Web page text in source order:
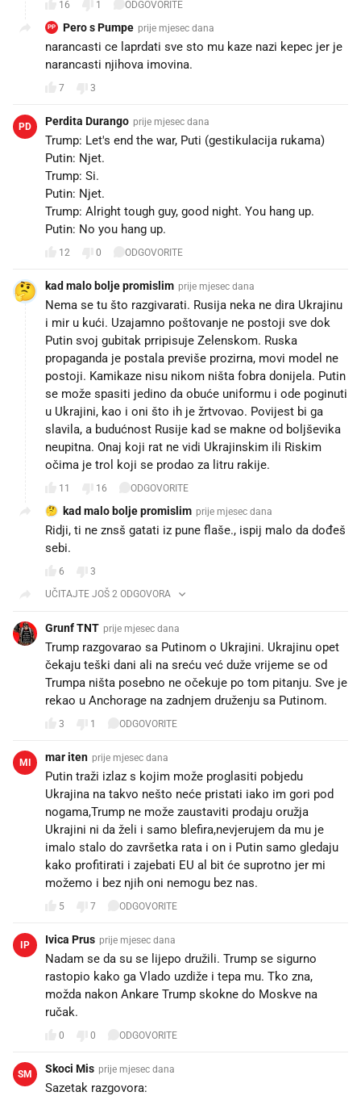
16 1 ODGOVORITE
PP Pero s Pumpe prije mjesec dana
narancasti ce laprdati sve sto mu kaze nazi kepec jer je
narancasti njihova imovina.
7 3
PD Perdita Durango prije mjesec dana
Trump: Let's end the war, Puti (gestikulacija rukama)
Putin: Njet.
Trump: Si.
Putin: Njet.
Trump: Alright tough guy, good night. You hang up.
Putin: No you hang up.
12 0 ODGOVORITE
kad malo bolje promislim prije mjesec dana
Nema se tu što razgivarati. Rusija neka ne dira Ukrajinu
i mir u kući. Uzajamno poštovanje ne postoji sve dok
Putin svoj gubitak prripisuje Zelenskom. Ruska
propaganda je postala previše prozirna, movi model ne
postoji. Kamikaze nisu nikom ništa fobra donijela. Putin
se može spasiti jedino da obuće uniformu i ode poginuti
u Ukrajini, kao i oni što ih je žrtvovao. Povijest bi ga
slavila, a budućnost Rusije kad se makne od boljševika
neupitna. Onaj koji rat ne vidi Ukrajinskim ili Riskim
očima je trol koji se prodao za litru rakije.
11 16 ODGOVORITE
kad malo bolje promislim prije mjesec dana
Ridji, ti ne znsš gatati iz pune flaše., ispij malo da dođeš
sebi.
6
3
UČITAJTE JOŠ 2 ODGOVORA
Grunf TNT prije mjesec dana
Trump razgovarao sa Putinom o Ukrajini. Ukrajinu opet
čekaju teški dani ali na sreću već duže vrijeme se od
Trumpa ništa posebno ne očekuje po tom pitanju. Sve je
rekao u Anchorage na zadnjem druženju sa Putinom.
3 1 ODGOVORITE
MI mar iten prije mjesec dana
Putin traži izlaz s kojim može proglasiti pobjedu
Ukrajina na takvo nešto neće pristati iako im gori pod
nogama,Trump ne može zaustaviti prodaju oružja
Ukrajini ni da želi i samo blefira,nevjerujem da mu je
imalo stalo do završetka rata i on i Putin samo gledaju
kako profitirati i zajebati EU al bit će suprotno jer mi
možemo i bez njih oni nemogu bez nas.
5 7 ODGOVORITE
IP Ivica Prus prije mjesec dana
Nadam se da su se lijepo družili. Trump se sigurno
rastopio kako ga Vlado uzdiže i tepa mu. Tko zna,
možda nakon Ankare Trump skokne do Moskve na
ručak.
0 0 ODGOVORITE
SM Skoci Mis prije mjesec dana
Sazetak razgovora: